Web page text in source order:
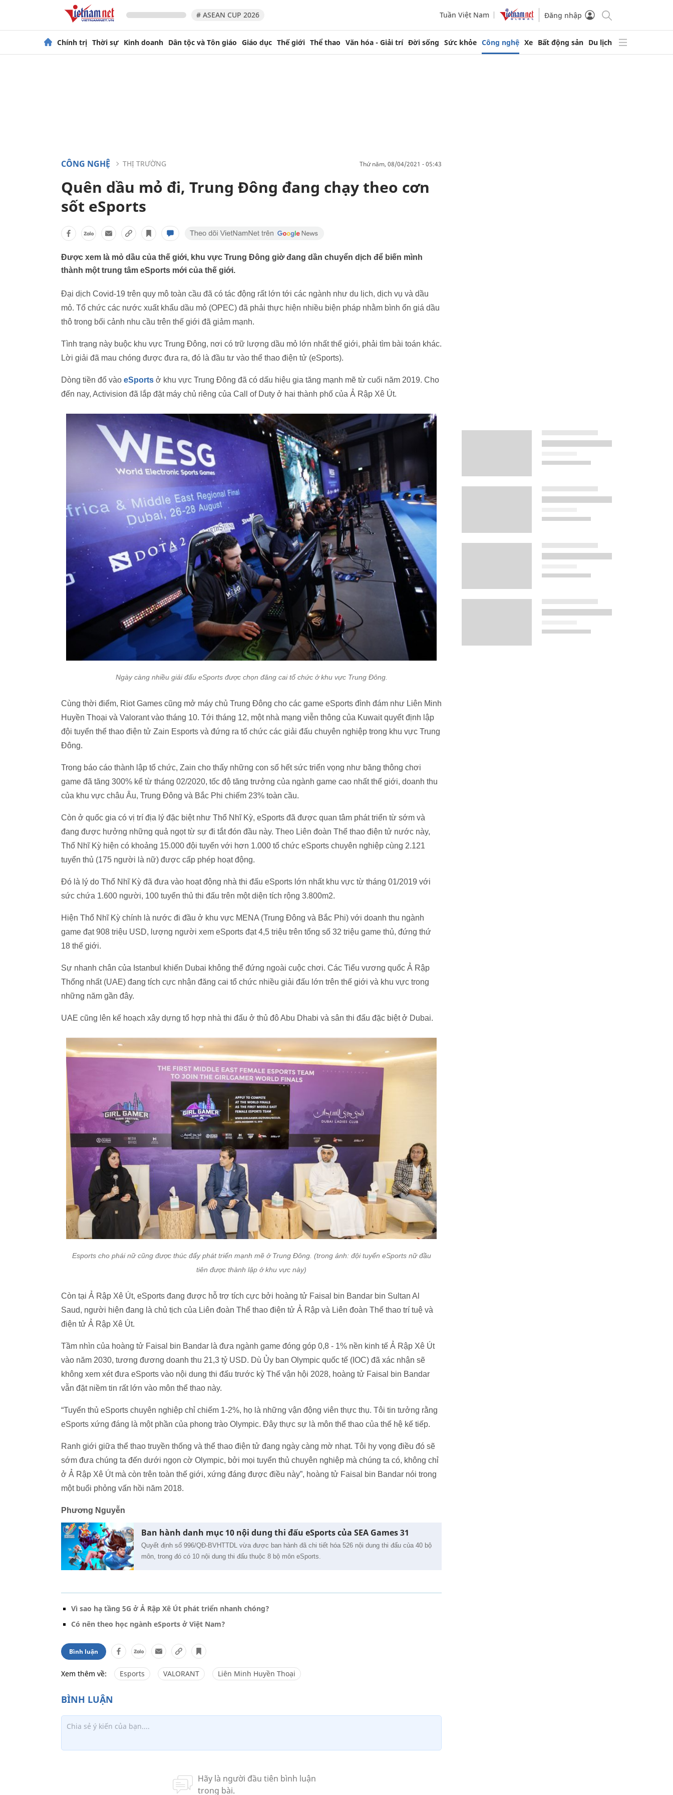
# ASEAN CUP 2026 Tuần Việt Nam Đăng nhập
Chính trị Thời sự Kinh doanh Dân tộc và Tôn giáo Giáo dục Thế giới Thể thao Văn hóa - Giải trí Đời sống Sức khỏe Công nghệ Xe Bất động sản Du lịch
CÔNG NGHỆ THỊ TRƯỜNG thứ năm, 08/04/2021 - 05:43
Quên dầu mỏ đi, Trung Đông đang chạy theo cơn
sốt eSports
Được xem là mỏ dầu của thế giới, khu vực Trung Đông giờ đang dần chuyển dịch để biến mình
thành một trung tâm eSports mới của thế giới.
Đại dịch Covid-19 trên quy mô toàn cầu đã có tác động rất lớn tới các ngành như du lịch, dịch vụ và dầu
mỏ. Tổ chức các nước xuất khẩu dầu mỏ (OPEC) đã phải thực hiện nhiều biện pháp nhằm bình ổn giá dầu
thô trong bối cảnh nhu cầu trên thế giới đã giảm mạnh.
Tình trạng này buộc khu vực Trung Đông, nơi có trữ lượng dầu mỏ lớn nhất thế giới, phải tìm bài toán khác.
Lời giải đã mau chóng được đưa ra, đó là đầu tư vào thể thao điện tử (eSports).
Dòng tiền đổ vào eSports ở khu vực Trung Đông đã có dấu hiệu gia tăng mạnh mẽ từ cuối năm 2019. Cho
đến nay, Activision đã lắp đặt máy chủ riêng của Call of Duty ở hai thành phố của Ả Rập Xê Út.
Ngày càng nhiều giải đấu eSports được chọn đăng cai tổ chức ở khu vực Trung Đông.
Cùng thời điểm, Riot Games cũng mở máy chủ Trung Đông cho các game eSports đình đám như Liên Minh
Huyền Thoại và Valorant vào tháng 10. Tới tháng 12, một nhà mạng viễn thông của Kuwait quyết định lập
đội tuyển thể thao điện tử Zain Esports và đứng ra tổ chức các giải đấu chuyên nghiệp trong khu vực Trung
Đông.
Trong báo cáo thành lập tổ chức, Zain cho thấy những con số hết sức triển vọng như băng thông chơi
game đã tăng 300% kể từ tháng 02/2020, tốc độ tăng trưởng của ngành game cao nhất thế giới, doanh thu
của khu vực châu Âu, Trung Đông và Bắc Phi chiếm 23% toàn cầu.
Còn ở quốc gia có vị trí địa lý đặc biệt như Thổ Nhĩ Kỳ, eSports đã được quan tâm phát triển từ sớm và
đang được hưởng những quả ngọt từ sự đi tắt đón đầu này. Theo Liên đoàn Thể thao điện tử nước này,
Thổ Nhĩ Kỳ hiện có khoảng 15.000 đội tuyển với hơn 1.000 tổ chức eSports chuyên nghiệp cùng 2.121
tuyển thủ (175 người là nữ) được cấp phép hoạt động.
Đó là lý do Thổ Nhĩ Kỳ đã đưa vào hoạt động nhà thi đấu eSports lớn nhất khu vực từ tháng 01/2019 với
sức chứa 1.600 người, 100 tuyển thủ thi đấu trên một diện tích rộng 3.800m2.
Hiện Thổ Nhĩ Kỳ chính là nước đi đầu ở khu vực MENA (Trung Đông và Bắc Phi) với doanh thu ngành
game đạt 908 triệu USD, lượng người xem eSports đạt 4,5 triệu trên tổng số 32 triệu game thủ, đứng thứ
18 thế giới.
Sự nhanh chân của Istanbul khiến Dubai không thể đứng ngoài cuộc chơi. Các Tiểu vương quốc Ả Rập
Thống nhất (UAE) đang tích cực nhận đăng cai tổ chức nhiều giải đấu lớn trên thế giới và khu vực trong
những năm gần đây.
UAE cũng lên kế hoạch xây dựng tổ hợp nhà thi đấu ở thủ đô Abu Dhabi và sân thi đấu đặc biệt ở Dubai.
Esports cho phái nữ cũng được thúc đẩy phát triển mạnh mẽ ở Trung Đông. (trong ảnh: đội tuyển eSports nữ đầu
tiên được thành lập ở khu vực này)
Còn tại Ả Rập Xê Út, eSports đang được hỗ trợ tích cực bởi hoàng tử Faisal bin Bandar bin Sultan Al
Saud, người hiện đang là chủ tịch của Liên đoàn Thể thao điện tử Ả Rập và Liên đoàn Thể thao trí tuệ và
điện tử Ả Rập Xê Út.
Tầm nhìn của hoàng tử Faisal bin Bandar là đưa ngành game đóng góp 0,8 - 1% nền kinh tế Ả Rập Xê Út
vào năm 2030, tương đương doanh thu 21,3 tỷ USD. Dù Ủy ban Olympic quốc tế (IOC) đã xác nhận sẽ
không xem xét đưa eSports vào nội dung thi đấu trước kỳ Thế vận hội 2028, hoàng tử Faisal bin Bandar
vẫn đặt niềm tin rất lớn vào môn thể thao này.
“Tuyển thủ eSports chuyên nghiệp chỉ chiếm 1-2%, họ là những vận động viên thực thụ. Tôi tin tưởng rằng
eSports xứng đáng là một phần của phong trào Olympic. Đây thực sự là môn thể thao của thế hệ kế tiếp.
Ranh giới giữa thể thao truyền thống và thể thao điện tử đang ngày càng mờ nhạt. Tôi hy vọng điều đó sẽ
sớm đưa chúng ta đến dưới ngọn cờ Olympic, bởi mọi tuyển thủ chuyên nghiệp mà chúng ta có, không chỉ
ở Ả Rập Xê Út mà còn trên toàn thế giới, xứng đáng được điều này”, hoàng tử Faisal bin Bandar nói trong
một buổi phỏng vấn hồi năm 2018.
Phương Nguyễn
Ban hành danh mục 10 nội dung thi đấu eSports của SEA Games 31
Quyết định số 996/QĐ-BVHTTDL vừa được ban hành đã chi tiết hóa 526 nội dung thi đấu của 40 bộ
môn, trong đó có 10 nội dung thi đấu thuộc 8 bộ môn eSports.
Vì sao hạ tầng 5G ở Ả Rập Xê Út phát triển nhanh chóng?
Có nên theo học ngành eSports ở Việt Nam?
Bình luận
Xem thêm về: Esports VALORANT Liên Minh Huyền Thoại